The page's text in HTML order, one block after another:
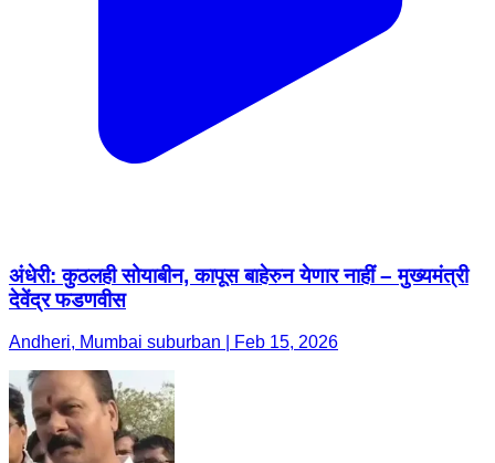
अंधेरी: कुठलही सोयाबीन, कापूस बाहेरुन येणार नाहीं – मुख्यमंत्री
देवेंद्र फडणवीस
Andheri, Mumbai suburban | Feb 15, 2026